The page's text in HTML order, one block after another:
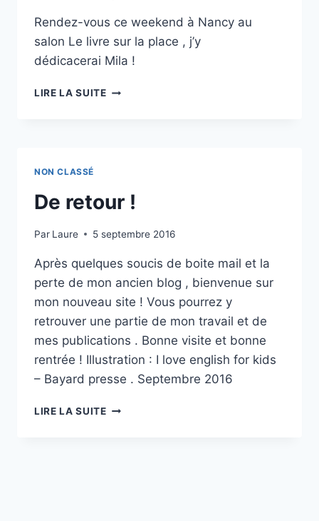
Rendez-vous ce weekend à Nancy au
salon Le livre sur la place , j’y
dédicacerai Mila !
LIRE LA SUITEDÉDICACES
NON CLASSÉ
De retour !
Par Laure 5 septembre 2016
Après quelques soucis de boite mail et la
perte de mon ancien blog , bienvenue sur
mon nouveau site ! Vous pourrez y
retrouver une partie de mon travail et de
mes publications . Bonne visite et bonne
rentrée ! Illustration : I love english for kids
– Bayard presse . Septembre 2016
LIRE LA SUITEDE